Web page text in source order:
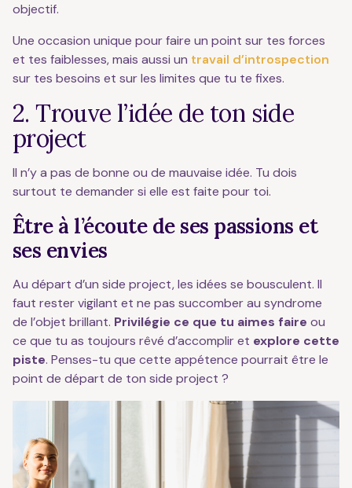
objectif.
Une occasion unique pour faire un point sur tes forces
et tes faiblesses, mais aussi un travail d’introspection
sur tes besoins et sur les limites que tu te fixes.
2. Trouve l’idée de ton side
project
Il n’y a pas de bonne ou de mauvaise idée. Tu dois
surtout te demander si elle est faite pour toi.
Être à l’écoute de ses passions et
ses envies
Au départ d’un side project, les idées se bousculent. Il
faut rester vigilant et ne pas succomber au syndrome
de l’objet brillant. Privilégie ce que tu aimes faire ou
ce que tu as toujours rêvé d’accomplir et explore cette
piste. Penses-tu que cette appétence pourrait être le
point de départ de ton side project ?